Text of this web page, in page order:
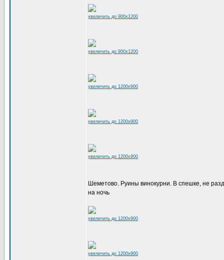
увеличить до 900x1200
увеличить до 900x1200
увеличить до 1200x900
увеличить до 1200x900
увеличить до 1200x900
Шеметово. Руины винокурни. В спешке, не
на ночь
увеличить до 1200x900
увеличить до 1200x900